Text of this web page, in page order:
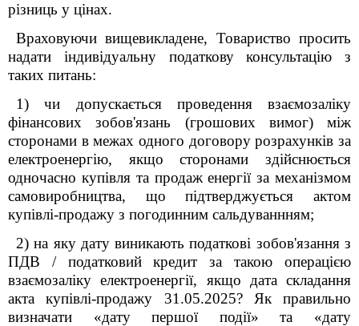
різниць у цінах.
Враховуючи вищевикладене, Товариство просить
надати індивідуальну податкову консультацію з
таких питань:
1) чи допускається проведення взаємозаліку
фінансових зобов'язань (грошових вимог) між
сторонами в межах одного договору розрахунків за
електроенергію, якщо сторонами здійснюється
одночасно купівля та продаж енергії за механізмом
самовиробництва, що підтверджується актом
купівлі-продажу з погодинним сальдуваннням;
2) на яку дату виникають податкові зобов'язання з
ПДВ / податковий кредит за такою операцією
взаємозаліку електроенергії, якщо дата складання
акта купівлі-продажу 31.05.2025? Як правильно
визначати «дату першої події» та «дату